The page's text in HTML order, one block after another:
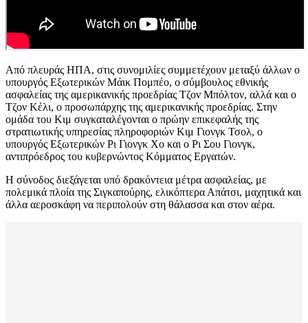
Από πλευράς ΗΠΑ, στις συνομιλίες συμμετέχουν μεταξύ άλλων ο
υπουργός Εξωτερικών Μάικ Πομπέο, ο σύμβουλος εθνικής
ασφαλείας της αμερικανικής προεδρίας Τζον Μπόλτον, αλλά και ο
Τζον Κέλι, ο προσωπάρχης της αμερικανικής προεδρίας. Στην
ομάδα του Κιμ συγκαταλέγονται ο πρώην επικεφαλής της
στρατιωτικής υπηρεσίας πληροφοριών Κιμ Γιονγκ Τσολ, ο
υπουργός Εξωτερικών Ρι Γιονγκ Χο και ο Ρι Σου Γιονγκ,
αντιπρόεδρος του κυβερνώντος Κόμματος Εργατών.
Η σύνοδος διεξάγεται υπό δρακόντεια μέτρα ασφαλείας, με
πολεμικά πλοία της Σιγκαπούρης, ελικόπτερα Απάτσι, μαχητικά και
άλλα αεροσκάφη να περιπολούν στη θάλασσα και στον αέρα.